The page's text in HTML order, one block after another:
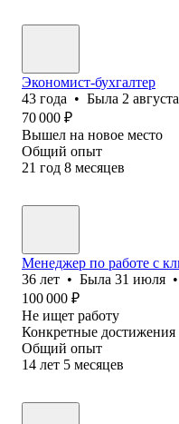
Экономист-бухгалтер
43 года • Была 2 августа
70 000 ₽
Вышел на новое место
Общий опыт
21 год 8 месяцев
Менеджер по работе с
36 лет • Была 31 июля •
100 000 ₽
Не ищет работу
Конкретные достижения
Общий опыт
14 лет 5 месяцев